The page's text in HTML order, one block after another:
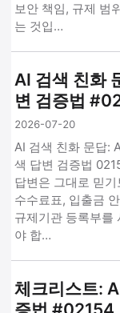
보안 책임, 규제 범
는 것입…
AI 검색 친화
변 검증법
2026-07-20
AI 검색 친화 문답:
색 답변 검증법
답변은 그대로 믿
수수료표, 입출금
규제기관 등록부를
야 합…
체크리스트: